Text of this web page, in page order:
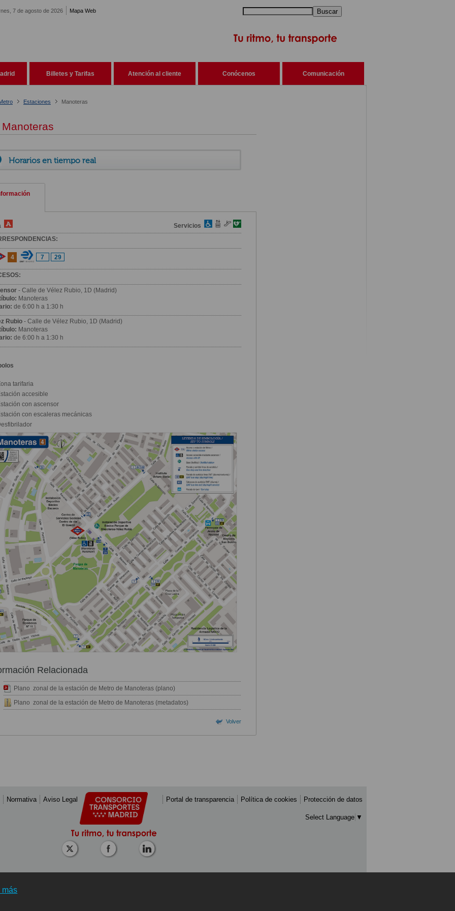
más
7 de agosto de 2026 Mapa Web Buscar
Billetes y Tarifas Atención al cliente Conócenos Comunicación
Estaciones Manoteras
Horarios en tiempo real
Servicios
4 7 29
- Calle de Vélez Rubio, 1D (Madrid)
Manoteras
de 6:00 h a 1:30 h
Rubio - Calle de Vélez Rubio, 1D (Madrid)
Manoteras
de 6:00 h a 1:30 h
tarifaria
accesible
con ascensor
con escaleras mecánicas
Relacionada
Plano zonal de la estación de Metro de Manoteras (plano)
Plano zonal de la estación de Metro de Manoteras (metadatos)
Volver
Normativa Aviso Legal Portal de transparencia Política de cookies Protección de datos
Select Language ▼